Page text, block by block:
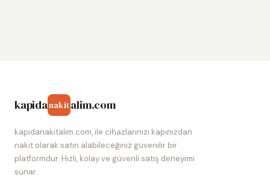
kapidanakitalim.com
kapidanakitalim.com, ile cihazlarınızı kapınızdan
nakit olarak satın alabileceğiniz güvenilir bir
platformdur. Hızlı, kolay ve güvenli satış deneyimi
sunar.